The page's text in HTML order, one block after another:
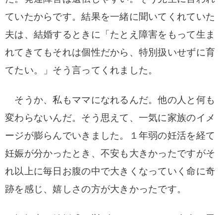
ていたからです。結果を一緒に聞いてくれていた
夫は、結婚するときに「たとえ障害をもって生ま
れてきてもそれは個性だから、特別扱いせずに育
てたい。」そう言ってくれました。
そうか、私もママになれるんだ。他の人と何も
変わらないんだ。そう思えて、一気に家族のイメ
ージが膨らんでいきました。１年弱の妊活を経て
妊娠が分かったとき、不安も大きかったですがそ
れ以上に毎日お腹の中で大きくなっていく命に奇
跡を感じ、嬉しさの方が大きかったです。